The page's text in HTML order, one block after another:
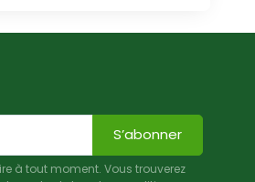
S’abonner
à tout moment. Vous trouverez